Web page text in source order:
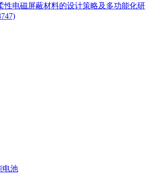
性电磁屏蔽材料的设计策略及多功能化研
电池